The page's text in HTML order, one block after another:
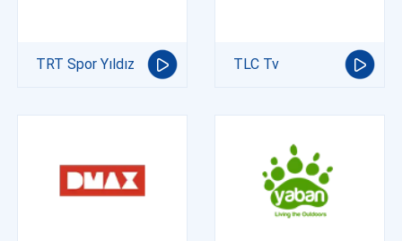
TRT Spor Yıldız TLC Tv